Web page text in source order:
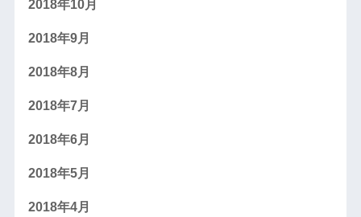
2018年10月
2018年9月
2018年8月
2018年7月
2018年6月
2018年5月
2018年4月